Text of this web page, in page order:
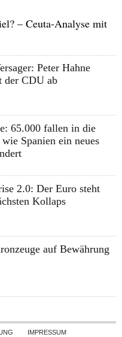
– Ceuta-Analyse mit
Peter Hahne
der CDU ab
65.000 fallen in die
Spanien ein neues
2.0: Der Euro steht
Kollaps
auf Bewährung
to contentIMPRESSUM